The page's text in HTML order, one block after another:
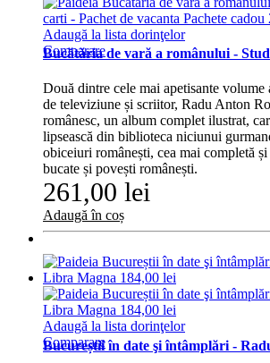
Adaugă la lista dorinţelor
Comparare
Bucătăria de vară a românului -
Două dintre cele mai apetisante
de televiziune și scriitor, Radu Anton
românesc, un album complet ilustrat,
lipsească din biblioteca niciunui
obiceiuri românești, cea mai completă și
bucate și povești românești.
261,00 lei
Adaugă în coș
Adaugă la lista dorinţelor
Comparare
Bucureștii în date şi întâmplări -